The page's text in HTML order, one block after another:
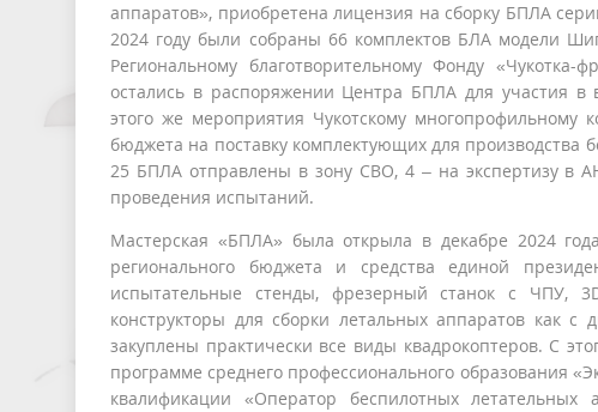
аппаратов», приобретена лицензия на сборку БПЛА
2024 году были собраны 66 комплектов БЛА модели
Региональному благотворительному Фонду
остались в распоряжении Центра БПЛА для участия в
этого же мероприятия Чукотскому многопрофильному
бюджета на поставку комплектующих для производства
25 БПЛА отправлены в зону СВО, 4 – на экспертизу в
проведения испытаний.
Мастерская «БПЛА» была открыла в декабре 2024
регионального бюджета и средства единой
испытательные стенды, фрезерный станок с ЧПУ,
конструкторы для сборки летальных аппаратов как с
закуплены практически все виды квадрокоптеров. С
программе среднего профессионального образования
квалификации «Оператор беспилотных